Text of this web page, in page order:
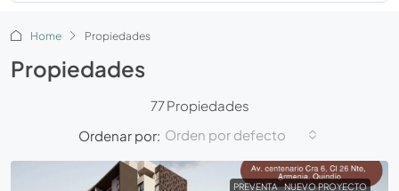
Home Propiedades
Propiedades
77 Propiedades
Ordenar por: Orden por defecto
PREVENTA NUEVO PROYECTO